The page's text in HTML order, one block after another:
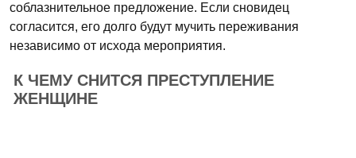
соблазнительное предложение. Если сновидец
согласится, его долго будут мучить переживания
независимо от исхода мероприятия.
К ЧЕМУ СНИТСЯ ПРЕСТУПЛЕНИЕ
ЖЕНЩИНЕ